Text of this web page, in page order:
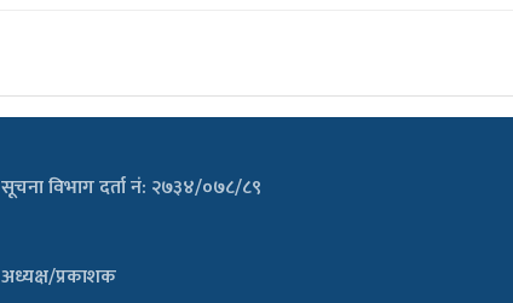
सूचना विभाग दर्ता नं: २७३४/०७८/८९
अध्यक्ष/प्रकाशक